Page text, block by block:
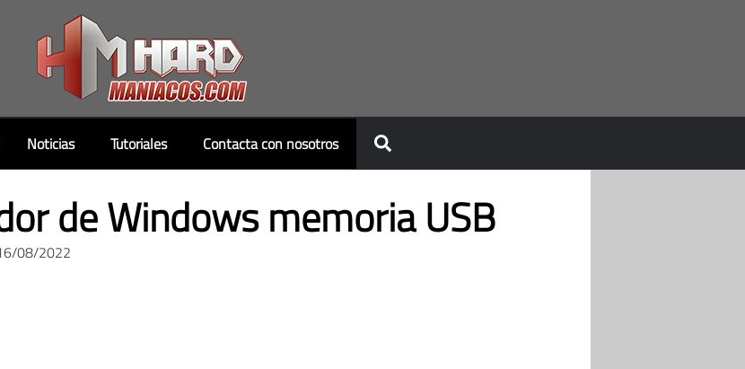
Noticias Tutoriales Contacta con nosotros
de Windows memoria USB
08/2022